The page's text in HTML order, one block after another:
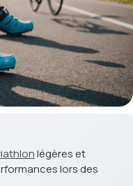
légères et
lors des